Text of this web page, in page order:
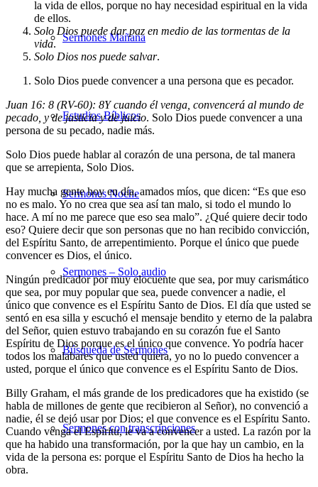
Sermones Mañana
Estudios Bíblicos
Sermones Noche
Sermones – Solo audio
Búsqueda de Sermones
Sermones con transcripciones
la vida de ellos, porque no hay necesidad espiritual en la vida
de ellos.
Solo Dios puede dar paz en medio de las tormentas de la
vida.
Solo Dios nos puede salvar.
Solo Dios puede convencer a una persona que es pecador.
Juan 16: 8 (RV-60): 8Y cuando él venga, convencerá al mundo de
pecado, y de justicia y de juicio. Solo Dios puede convencer a una
persona de su pecado, nadie más.
Solo Dios puede hablar al corazón de una persona, de tal manera
que se arrepienta, Solo Dios.
Hay mucha gente hoy en día, amados míos, que dicen: “Es que eso
no es malo. Yo no crea que sea así tan malo, si todo el mundo lo
hace. A mí no me parece que eso sea malo”. ¿Qué quiere decir todo
eso? Quiere decir que son personas que no han recibido convicción,
del Espíritu Santo, de arrepentimiento. Porque el único que puede
convencer es Dios, el único.
Ningún predicador por muy elocuente que sea, por muy carismático
que sea, por muy popular que sea, puede convencer a nadie, el
único que convence es el Espíritu Santo de Dios. El día que usted se
sentó en esa silla y escuchó el mensaje bendito y eterno de la palabra
del Señor, quien estuvo trabajando en su corazón fue el Santo
Espíritu de Dios porque es el único que convence. Yo podría hacer
todos los malabares que usted quiera, yo no lo puedo convencer a
usted, porque el único que convence es el Espíritu Santo de Dios.
Billy Graham, el más grande de los predicadores que ha existido (se
habla de millones de gente que recibieron al Señor), no convenció a
nadie, él se dejó usar por Dios; el que convence es el Espíritu Santo.
Cuando venga el Espíritu, le va a convencer a usted. La razón por la
que ha habido una transformación, por la que hay un cambio, en la
vida de la persona es: porque el Espíritu Santo de Dios ha hecho la
obra.